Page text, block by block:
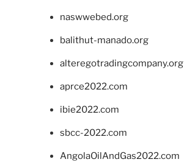
naswwebed.org
balithut-manado.org
alteregotradingcompany.org
aprce2022.com
ibie2022.com
sbcc-2022.com
AngolaOilAndGas2022.com